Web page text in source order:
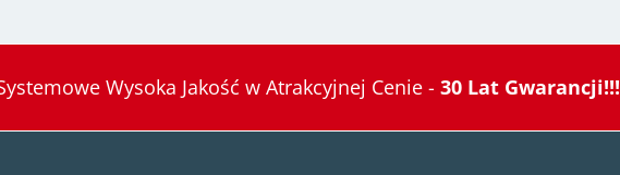
Wysoka Jakość w Atrakcyjnej Cenie - 30 Lat Gwarancji!!!